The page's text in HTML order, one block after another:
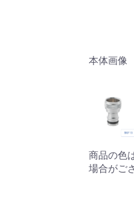
本体画像
商品の色
場合がご